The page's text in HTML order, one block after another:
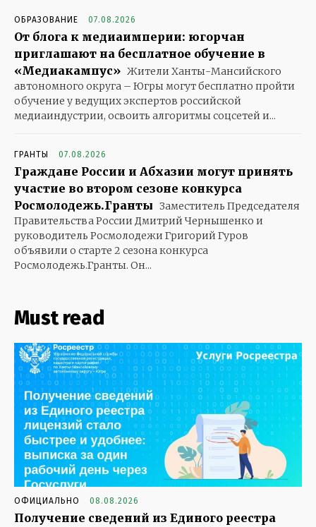
ОБРАЗОВАНИЕ 07.08.2026
От блога к медиаимперии: югорчан
приглашают на бесплатное обучение в
«Медиакампус» Жители Ханты-Мансийского
автономного округа – Югры могут бесплатно пройти
обучение у ведущих экспертов российской
медиаиндустрии, освоить алгоритмы соцсетей и...
ГРАНТЫ 07.08.2026
Граждане России и Абхазии могут принять
участие во втором сезоне конкурса
Росмолодежь.Гранты Заместитель Председателя
Правительства России Дмитрий Чернышенко и
руководитель Росмолодежи Григорий Гуров
объявили о старте 2 сезона конкурса
Росмолодежь.Гранты. Он...
Must read
ОФИЦИАЛЬНО 08.08.2026
Получение сведений из Единого реестра